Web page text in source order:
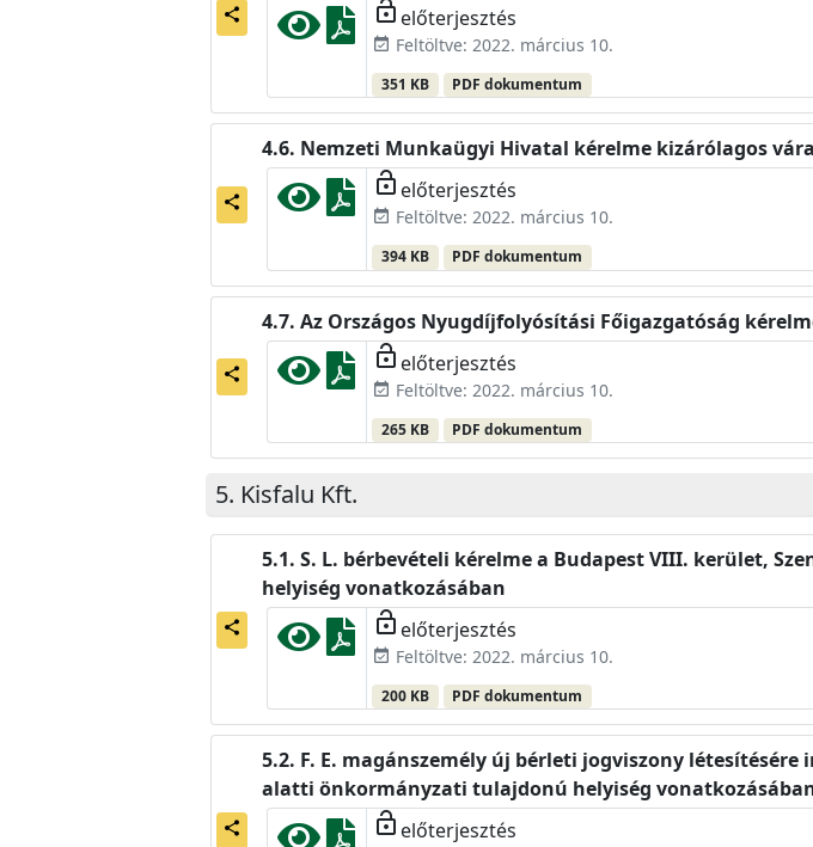
share lock_open előterjesztés
event_available Feltöltve: 2022. március 10.
351 KB PDF dokumentum
share
Nemzeti Munkaügyi Hivatal kérelme kizárólagos
lock_open előterjesztés
event_available Feltöltve: 2022. március 10.
394 KB PDF dokumentum
share
Az Országos Nyugdíjfolyósítási Főigazgatóság
lock_open előterjesztés
event_available Feltöltve: 2022. március 10.
265 KB PDF dokumentum
Kisfalu Kft.
share
S. L. bérbevételi kérelme a Budapest VIII. kerület,
helyiség vonatkozásában
lock_open előterjesztés
event_available Feltöltve: 2022. március 10.
200 KB PDF dokumentum
share
F. E. magánszemély új bérleti jogviszony
alatti önkormányzati tulajdonú helyiség
lock_open előterjesztés